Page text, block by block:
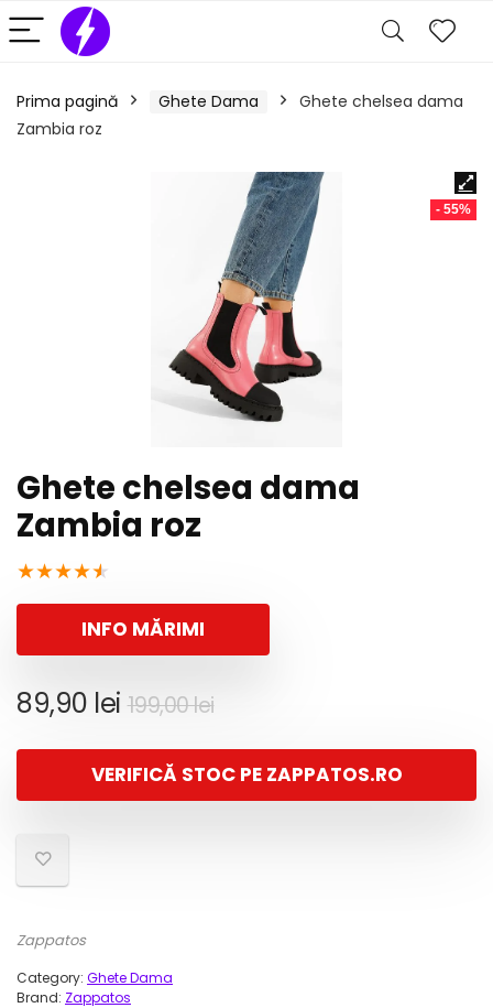
Prima pagină Ghete Dama
Ghete chelsea dama
Zambia roz
- 55%
Ghete chelsea dama
Zambia roz
★★★★★
INFO MĂRIMI
199,00leiPrețul
a
fost:
89,90 lei
Prețul
este:
89,90 lei.
VERIFICĂ STOC PE ZAPPATOS.RO
Zappatos
Category: Ghete Dama
Brand: Zappatos